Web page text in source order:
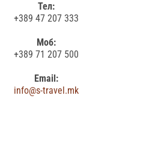
Тел:
+389 47 207 333
Моб:
+389 71 207 500
Email:
info@s-travel.mk